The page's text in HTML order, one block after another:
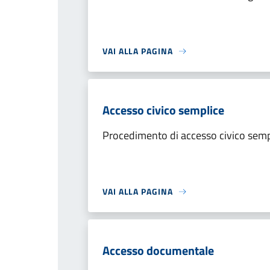
VAI ALLA PAGINA
Accesso civico semplice
Procedimento di accesso civico
VAI ALLA PAGINA
Accesso documentale